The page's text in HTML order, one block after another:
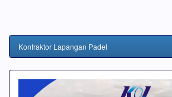
Kontraktor Lapangan Padel